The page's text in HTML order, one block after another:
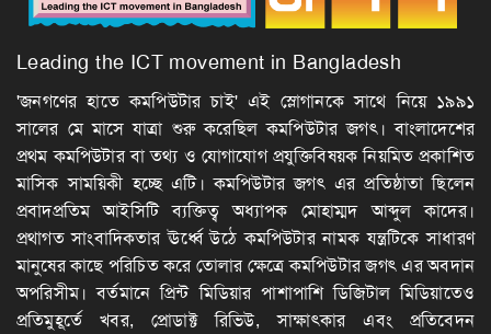
Leading the ICT movement in Bangladesh
'জনগণের হাতে কমপিউটার চাই' এই স্লোগানকে সাথে নিয়ে ১৯৯১
সালের মে মাসে যাত্রা শুরু করেছিল কমপিউটার জগৎ। বাংলাদেশের
প্রথম কমপিউটার বা তথ্য ও যোগাযোগ প্রযুক্তিবিষয়ক নিয়মিত প্রকাশিত
মাসিক সাময়িকী হচ্ছে এটি। কমপিউটার জগৎ এর প্রতিষ্ঠাতা ছিলেন
প্রবাদপ্রতিম আইসিটি ব্যক্তিত্ব অধ্যাপক মোহাম্মদ আব্দুল কাদের।
প্রথাগত সাংবাদিকতার ঊর্ধ্বে উঠে কমপিউটার নামক যন্ত্রটিকে সাধারণ
মানুষের কাছে পরিচিত করে তোলার ক্ষেত্রে কমপিউটার জগৎ এর অবদান
অপরিসীম। বর্তমানে প্রিন্ট মিডিয়ার পাশাপাশি ডিজিটাল মিডিয়াতেও
প্রতিমুহূর্তে খবর, প্রোডাক্ট রিভিউ, সাক্ষাৎকার এবং প্রতিবেদন